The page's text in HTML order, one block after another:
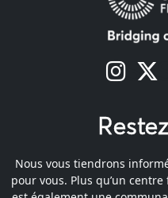
s
Nous vous tiendrons
pour vous. Plus qu’un